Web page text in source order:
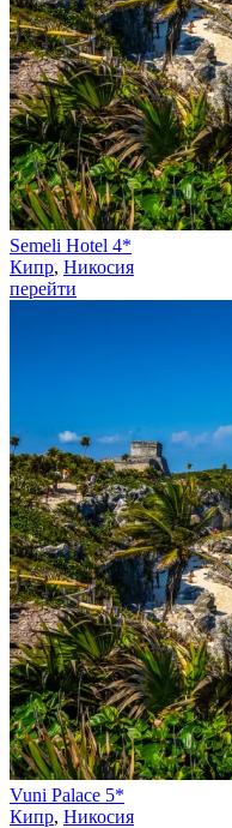
Semeli Hotel 4*
Кипр, Никосия
перейти
Vuni Palace 5*
Кипр, Никосия